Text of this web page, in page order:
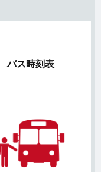
バス時刻表